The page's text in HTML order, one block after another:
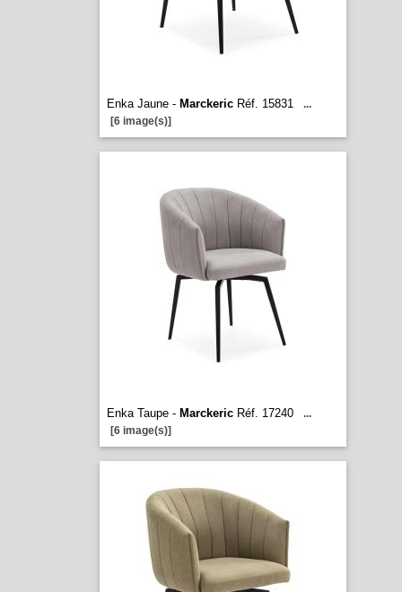
Enka Jaune - MarckericRéf. 15831
...
[6 image(s)]
Enka Taupe - MarckericRéf. 17240
...
[6 image(s)]